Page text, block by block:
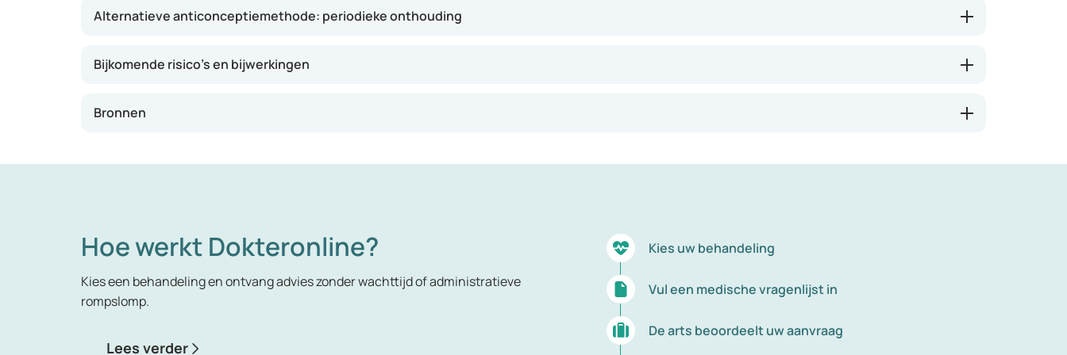
Alternatieve anticonceptiemethode: periodieke onthouding
Bijkomende risico’s en bijwerkingen
Bronnen
Hoe werkt Dokteronline?
Kies een behandeling en ontvang advies zonder wachttijd of administratieve
rompslomp.
Lees verder
Kies uw behandeling
Vul een medische vragenlijst in
De arts beoordeelt uw aanvraag